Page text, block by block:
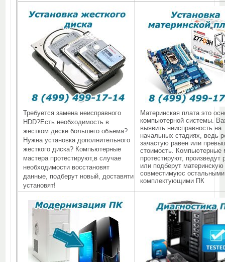
Требуется замена неисправного
HDD?Есть необходимость в
жестком диске большего объема?
Нужна установка дополнительного
жесткого диска? Компьютерные
мастера протестируют,в случае
необходимости восстановят
данные, подберут новый, доставяти
установят!
Материнская плата это
компьютерной системы.
выявить неисправность на
начальных стадиях, ведь
зачастую равен или
стоимость. Компьютерные
протестируют, произведут
или подберут материнскую
совместимуюс остальными
комплектующими ПК